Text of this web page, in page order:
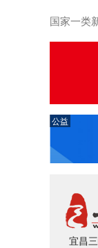
国家一类
公益
宜昌